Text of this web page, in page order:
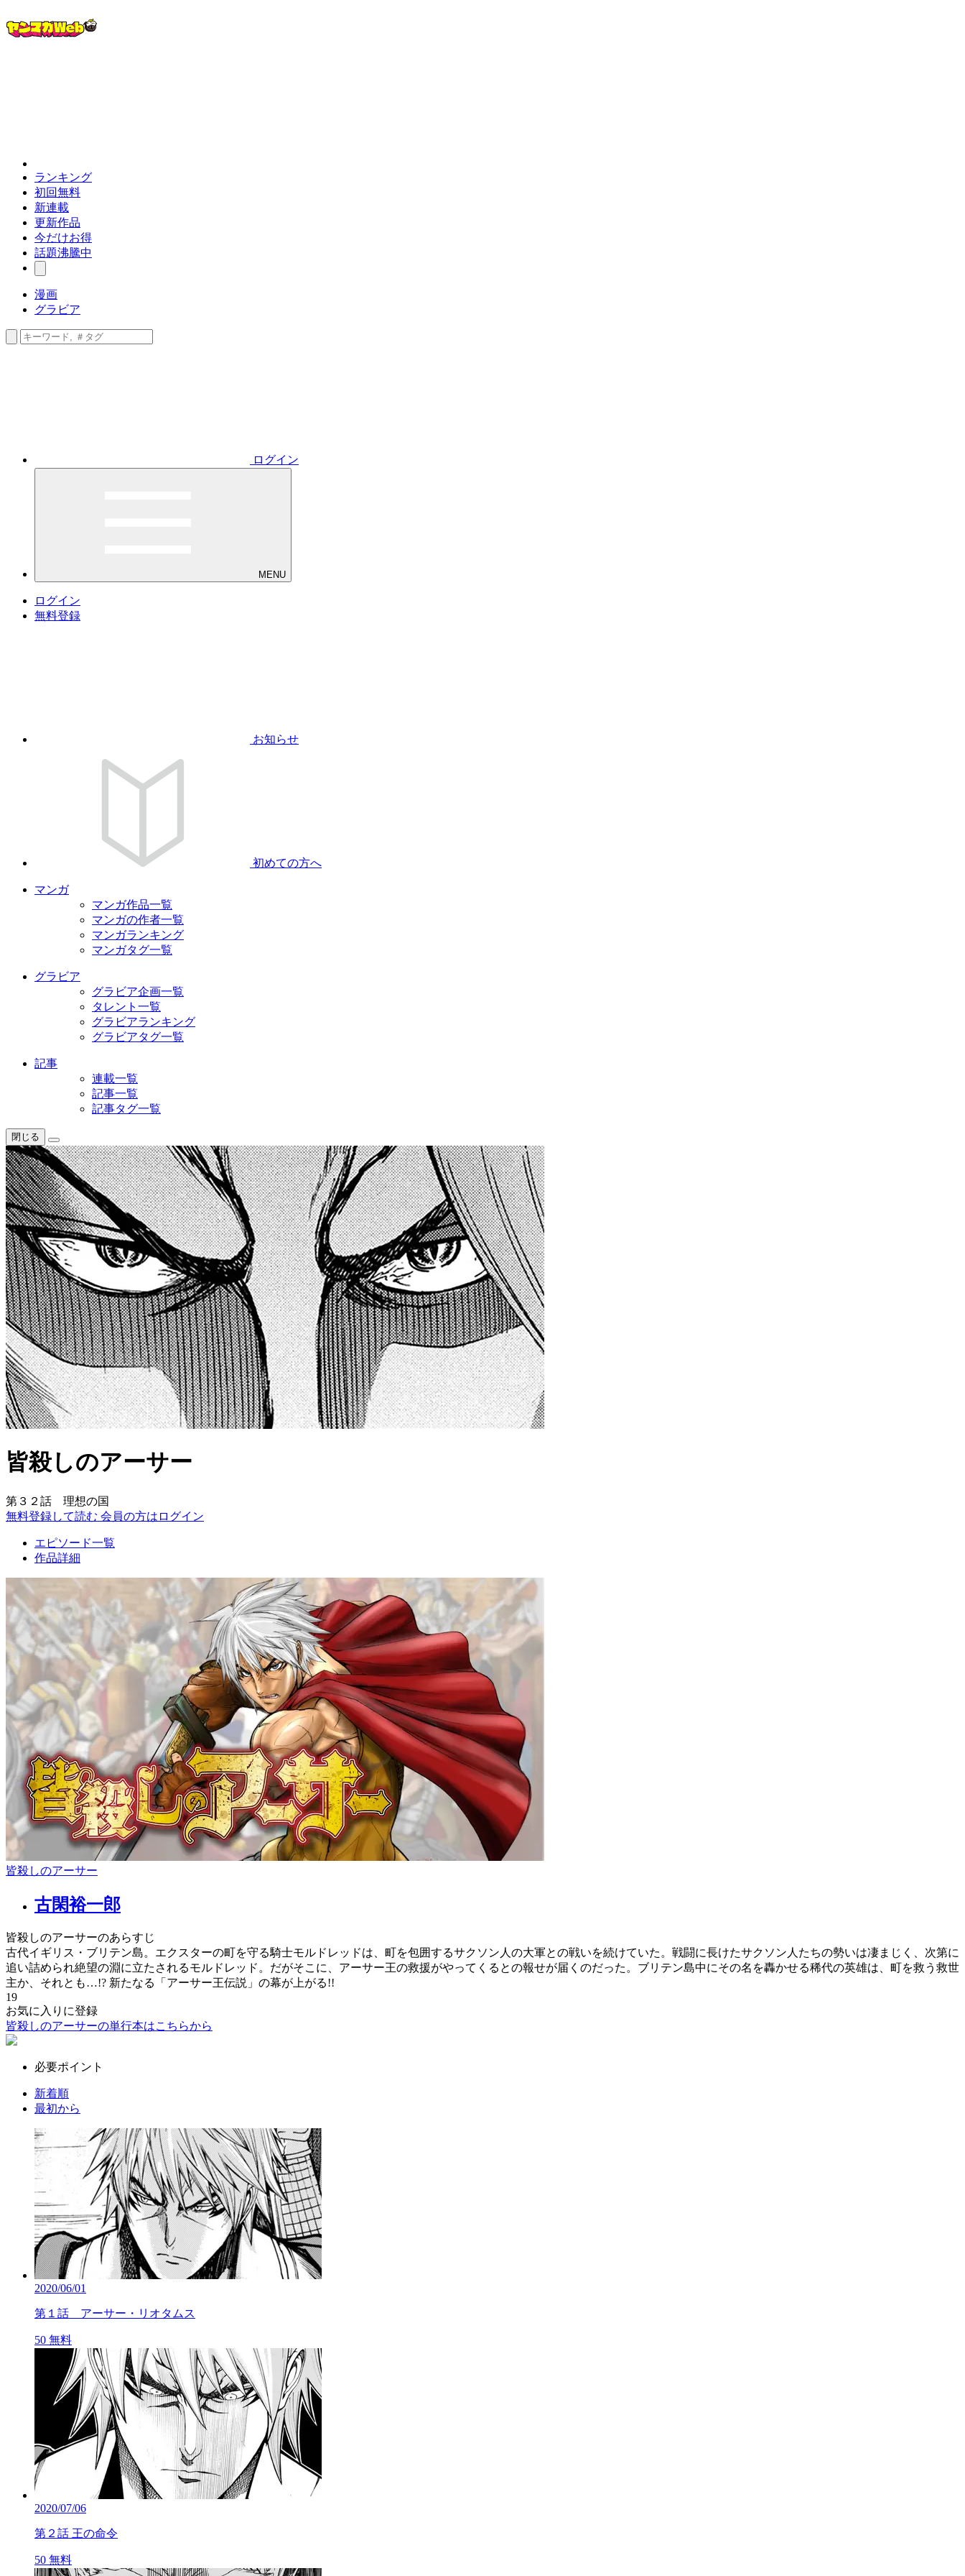
ランキング
初回無料
新連載
更新作品
今だけお得
話題沸騰中
漫画
グラビア
ログイン
MENU
ログイン
無料登録
お知らせ
初めての方へ
マンガ
マンガ作品一覧
マンガの作者一覧
マンガランキング
マンガタグ一覧
グラビア
グラビア企画一覧
タレント一覧
グラビアランキング
グラビアタグ一覧
記事
連載一覧
記事一覧
記事タグ一覧
閉じる
皆殺しのアーサー
第３２話 理想の国
無料登録して読む 会員の方はログイン
エピソード一覧
作品詳細
皆殺しのアーサー
古閑裕一郎
皆殺しのアーサーのあらすじ
古代イギリス・ブリテン島。エクスターの町を守る騎士モルドレッドは、町を包囲するサクソン人の大軍との戦いを続けていた。戦闘に長けたサクソン人たちの勢いは凄まじく、次第に
追い詰められ絶望の淵に立たされるモルドレッド。だがそこに、アーサー王の救援がやってくるとの報せが届くのだった。ブリテン島中にその名を轟かせる稀代の英雄は、町を救う救世
主か、それとも…!? 新たなる「アーサー王伝説」の幕が上がる!!
19
お気に入りに登録
皆殺しのアーサーの単行本はこちらから
必要ポイント
新着順
最初から
2020/06/01
第１話 アーサー・リオタムス
50 無料
2020/07/06
第２話 王の命令
50 無料